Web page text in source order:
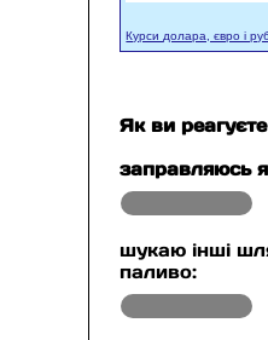
Курси долара, євро і
Як ви
заправляюсь
шукаю інші
паливо: